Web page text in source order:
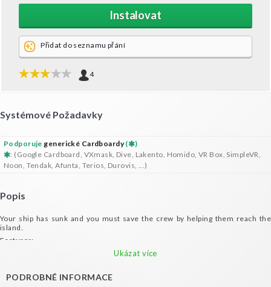
Instalovat
Přidat do seznamu přání
4
Systémové Požadavky
Podporujegenerické Cardboardy(
)
: (Google Cardboard, VXmask, Dive, Lakento, Homido, VR Box, SimpleVR,
Noon, Tendak, Afunta, Terios, Durovis, ...)
Popis
Your ship has sunk and you must save the crew by helping them reach the
island.
Features:
- Move your head like you're jumping across the sea with the help of the wreck
Spec Techs:
Ukázat více
PODROBNÉ INFORMACE